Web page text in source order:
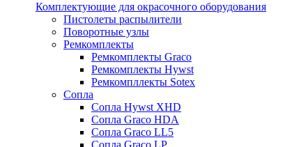
Комплектующие для окрасочного оборудования
Пистолеты распылители
Поворотные узлы
Ремкомплекты
Ремкомплекты Graco
Ремкомплекты Hywst
Ремкомпллекты Sotex
Сопла
Сопла Hywst XHD
Сопла Graco HDA
Сопла Graco LL5
Сопла Graco LP